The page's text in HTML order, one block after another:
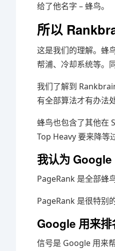
给了他名字 – 蜂鸟。
所以
这是我们的理解。蜂
帮浦、冷却系统等。
我们了解到
有全部算法才有办法处
蜂鸟也包含了其他在
Top Heavy 要来降等
我认为 Google
PageRank 是全部蜂
PageRank 是很特别
Google 用来排
信号是 Google 用来